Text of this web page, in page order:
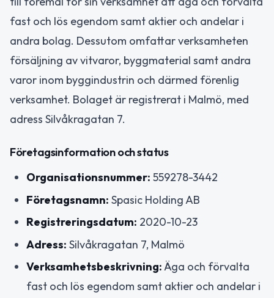
fast och lös egendom samt aktier och andelar i
andra bolag. Dessutom omfattar verksamheten
försäljning av vitvaror, byggmaterial samt andra
varor inom byggindustrin och därmed förenlig
verksamhet. Bolaget är registrerat i Malmö, med
adress Silvåkragatan 7.
Företagsinformation och status
Organisationsnummer: 559278-3442
Företagsnamn: Spasic Holding AB
Registreringsdatum: 2020-10-23
Adress: Silvåkragatan 7, Malmö
Verksamhetsbeskrivning:Äga och förvalta
fast och lös egendom samt aktier och andelar i